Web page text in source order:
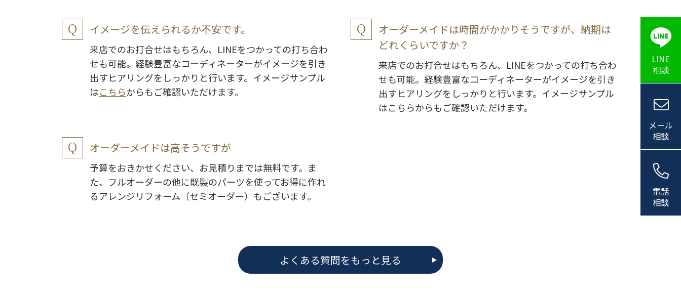
LINE
相談
メール
相談
電話
相談
イメージを伝えられるか不安です。
来店でのお打合せはもちろん、LINEをつかっての打ち合わ
せも可能。経験豊富なコーディネーターがイメージを引き
出すヒアリングをしっかりと行います。イメージサンプル
はこちらからもご確認いただけます。
オーダーメイドは時間がかかりそうですが、納期は
どれくらいですか？
来店でのお打合せはもちろん、LINEをつかっての打ち合わ
せも可能。経験豊富なコーディネーターがイメージを引き
出すヒアリングをしっかりと行います。イメージサンプル
はこちらからもご確認いただけます。
オーダーメイドは高そうですが
予算をおきかせください、お見積りまでは無料です。ま
た、フルオーダーの他に既製のパーツを使ってお得に作れ
るアレンジリフォーム（セミオーダー）もございます。
よくある質問をもっと見る